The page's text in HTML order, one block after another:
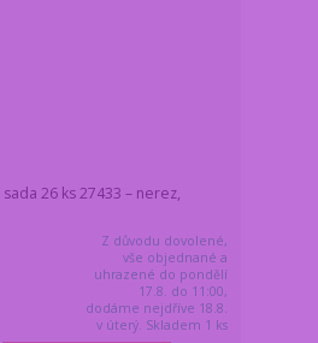
26 ks 27433 – nerez,
Z důvodu dovolené,
vše objednané a
uhrazené do pondělí
17.8. do 11:00,
dodáme nejdříve 18.8.
v úterý. Skladem 1 ks